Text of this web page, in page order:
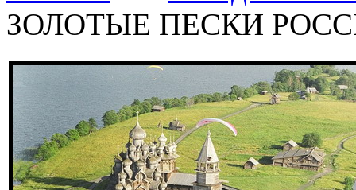
ЗОЛОТЫЕ ПЕСКИ